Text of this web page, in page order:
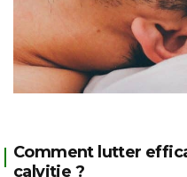
Comment lutter
calvitie ?